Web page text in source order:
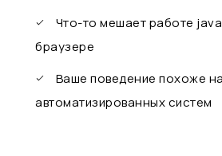
Что-то мешает работе
браузере
Ваше поведение похоже
автоматизированных систем